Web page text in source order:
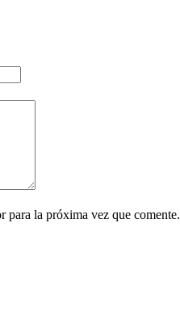
para la próxima vez que comente.